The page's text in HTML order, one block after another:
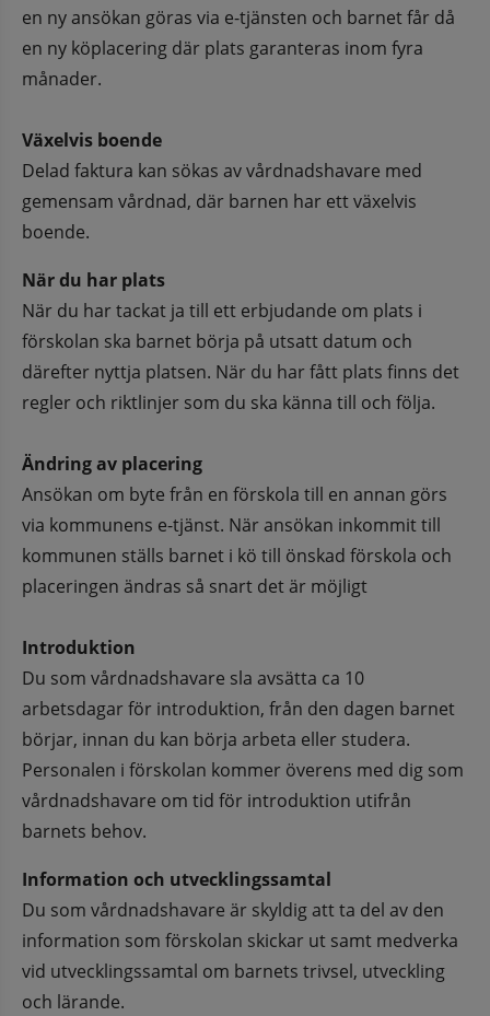
en ny ansökan göras via e-tjänsten och barnet får då
en ny köplacering där plats garanteras inom fyra
månader.
Växelvis boende
Delad faktura kan sökas av vårdnadshavare med
gemensam vårdnad, där barnen har ett växelvis
boende.
När du har plats
När du har tackat ja till ett erbjudande om plats i
förskolan ska barnet börja på utsatt datum och
därefter nyttja platsen. När du har fått plats finns det
regler och riktlinjer som du ska känna till och följa.
Ändring av placering
Ansökan om byte från en förskola till en annan görs
via kommunens e-tjänst. När ansökan inkommit till
kommunen ställs barnet i kö till önskad förskola och
placeringen ändras så snart det är möjligt
Introduktion
Du som vårdnadshavare sla avsätta ca 10
arbetsdagar för introduktion, från den dagen barnet
börjar, innan du kan börja arbeta eller studera.
Personalen i förskolan kommer överens med dig som
vårdnadshavare om tid för introduktion utifrån
barnets behov.
Information och utvecklingssamtal
Du som vårdnadshavare är skyldig att ta del av den
information som förskolan skickar ut samt medverka
vid utvecklingssamtal om barnets trivsel, utveckling
och lärande.